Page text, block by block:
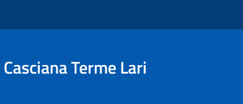
Terme Lari